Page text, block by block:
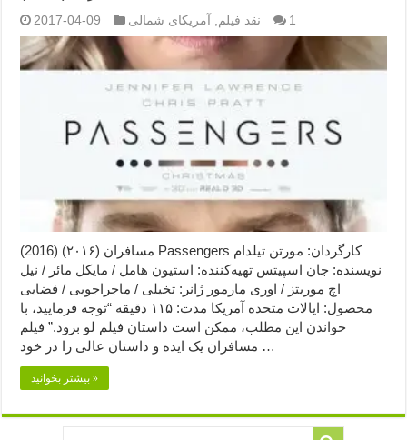
2017-04-09 نقد فیلم آمریکای شمالی 1
مسافران (۲۰۱۶) (2016) Passengers کارگردان: مورتن تیلدام
نویسنده: جان اسپیتس تهیه‌کننده: استیون هامل / مایکل مائر / نیل
اچ موریتز / اوری مارمور ژانر: تخیلی / ماجراجویی / فضایی
محصول: ایالات متحده آمریکا مدت: ۱۱۵ دقیقه “توجه فرمایید،‌ با
خواندن این مطلب، ممکن است داستان فیلم لو برود.” فیلم
مسافران یک ایده و داستان عالی را در خود …
بیشتر بخوانید »